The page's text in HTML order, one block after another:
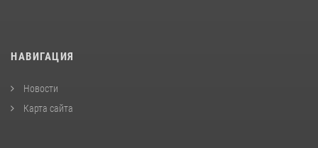
НАВИГАЦИЯ
Новости
Карта сайта